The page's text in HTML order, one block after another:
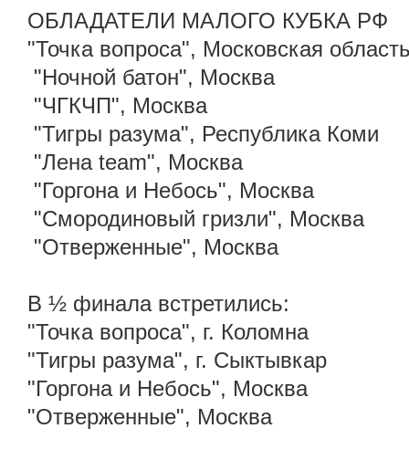
ОБЛАДАТЕЛИ МАЛОГО КУБКА РФ
"Точка вопроса", Московская
"Ночной батон", Москва
"ЧГКЧП", Москва
"Тигры разума", Республика Коми
"Лена team", Москва
"Горгона и Небось", Москва
"Смородиновый гризли", Москва
"Отверженные", Москва
В ½ финала встретились:
"Точка вопроса", г. Коломна
"Тигры разума", г. Сыктывкар
"Горгона и Небось", Москва
"Отверженные", Москва